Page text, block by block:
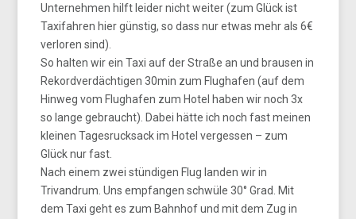
Unternehmen hilft leider nicht weiter (zum Glück ist
Taxifahren hier günstig, so dass nur etwas mehr als 6€
verloren sind).
So halten wir ein Taxi auf der Straße an und brausen in
Rekordverdächtigen 30min zum Flughafen (auf dem
Hinweg vom Flughafen zum Hotel haben wir noch 3x
so lange gebraucht). Dabei hätte ich noch fast meinen
kleinen Tagesrucksack im Hotel vergessen – zum
Glück nur fast.
Nach einem zwei stündigen Flug landen wir in
Trivandrum. Uns empfangen schwüle 30° Grad. Mit
dem Taxi geht es zum Bahnhof und mit dem Zug in